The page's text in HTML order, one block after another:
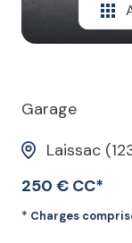
Garage
Laissac
250 € CC*
* Charges